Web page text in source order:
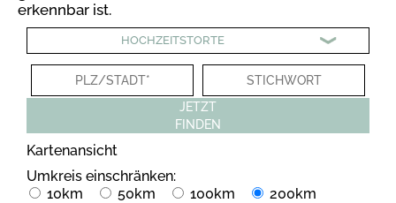
erkennbar ist.
HOCHZEITSTORTE
JETZT
FINDEN
Kartenansicht
Umkreis einschränken:
10km
50km 100km 200km